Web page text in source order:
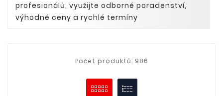
profesionálů, využijte odborné poradenství,
výhodné ceny a rychlé termíny
Počet produktů: 986